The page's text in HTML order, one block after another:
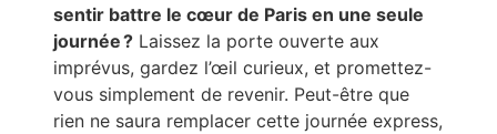
sentir battre le cœur de Paris en une seule
journée ? Laissez la porte ouverte aux
imprévus, gardez l’œil curieux, et promettez-
vous simplement de revenir. Peut-être que
rien ne saura remplacer cette journée express,